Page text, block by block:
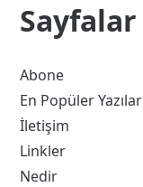
Sayfalar
Abone
En Popüler Yazılar
İletişim
Linkler
Nedir